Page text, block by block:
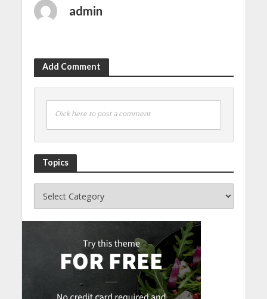
admin
Add Comment
Click here to post a comment
Topics